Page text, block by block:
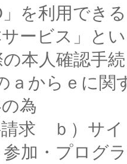
」を利用でき
ービス」と
本人確認手
ａからｅに
為
請求 ｂ）サ
参加・プログ